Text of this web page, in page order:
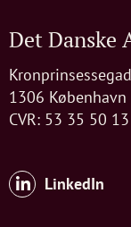
Det Danske
1306 København
CVR: 53 35 50 13
LinkedIn